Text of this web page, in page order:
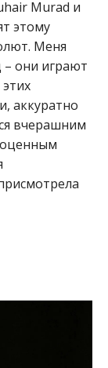
Murad и
этому
Меня
– они играют
аккуратно
вчерашним